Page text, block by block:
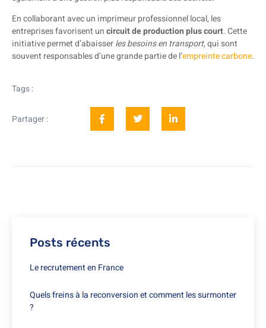
En collaborant avec un imprimeur professionnel local, les
entreprises favorisent uncircuit de production plus court. Cette
initiative permet d’abaisserles besoins en transport, qui sont
souvent responsables d’une grande partie de l’empreinte carbone.
Tags :
Partager :
Posts récents
Le recrutement en France
Quels freins à la reconversion et comment les surmonter
?